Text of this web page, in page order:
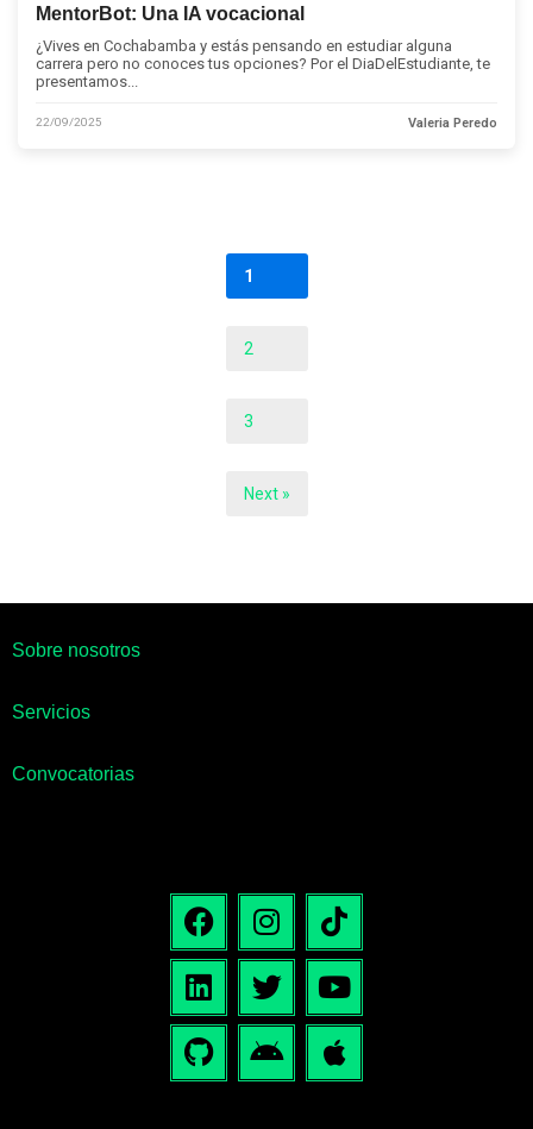
MentorBot: Una IA vocacional
¿Vives en Cochabamba y estás pensando en estudiar alguna
carrera pero no conoces tus opciones? Por el DiaDelEstudiante, te
presentamos...
22/09/2025 Valeria Peredo
1
2
3
Next »
Sobre nosotros
Servicios
Convocatorias